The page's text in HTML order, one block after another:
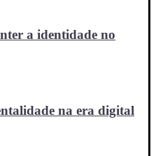
a identidade no
na era digital